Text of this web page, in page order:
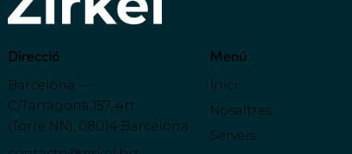
Direcció
Barcelona —
C/Tarragona,157, 4rt
(Torre NN), 08014 Barcelona
Menú
Inici
Nosaltres
Serveis